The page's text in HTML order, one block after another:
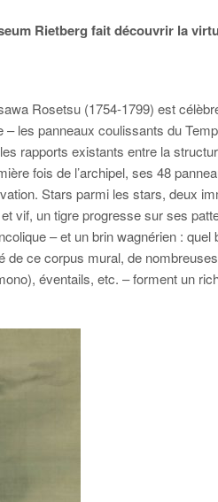
Rietberg fait découvrir la
Rosetsu (1754-1799) est
les panneaux coulissants du
rapports existants entre la
fois de l’archipel, ses 48
Stars parmi les stars, deux
vif, un tigre progresse sur ses
– et un brinwagnérien : quel
de ce corpus mural, de
éventails, etc. – forment un